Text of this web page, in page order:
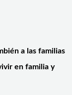
a las familias
en familia y